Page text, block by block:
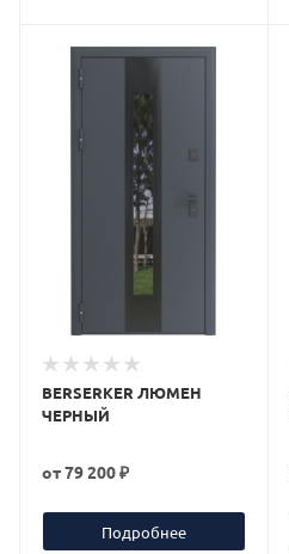
BERSERKER ЛЮМЕН
ЧЕРНЫЙ
от79 200 ₽
Подробнее